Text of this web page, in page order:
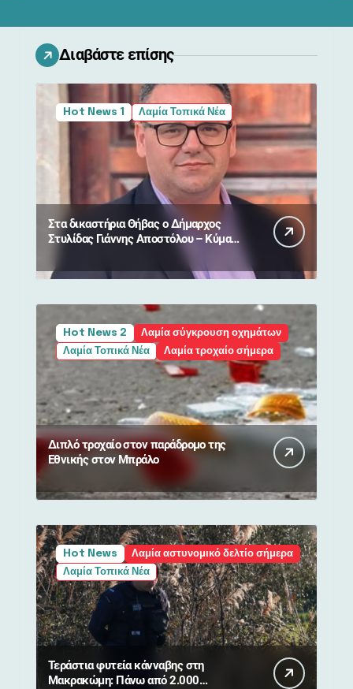
Διαβάστε επίσης
Hot News 1 Λαμία Τοπικά Νέα
Στα δικαστήρια Θήβας ο Δήμαρχος
Στυλίδας Γιάννης Αποστόλου – Κύμα
Hot News 2
Λαμία σύγκρουση οχημάτων
Λαμία Τοπικά Νέα
Λαμία τροχαίο σήμερα
Διπλό τροχαίο στον παράδρομο της
Εθνικής στον Μπράλο
Hot News
Λαμία αστυνομικό δελτίο σήμερα
Λαμία Τοπικά Νέα
Τεράστια φυτεία κάνναβης στη
Μακρακώμη: Πάνω από 2.000